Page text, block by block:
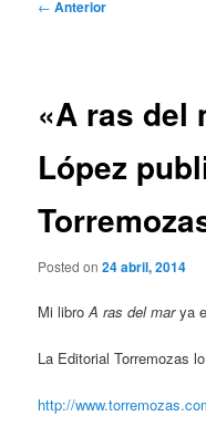
← Anterior
«A ras del
López
Posted on24 abril, 2014
Mi libroA ras del marya
La Editorial Torremozas
http://www.torremozas.